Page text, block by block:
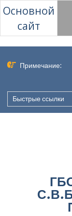
Основной
сайт
содержимому
Примечание:
Быстрые ссылки